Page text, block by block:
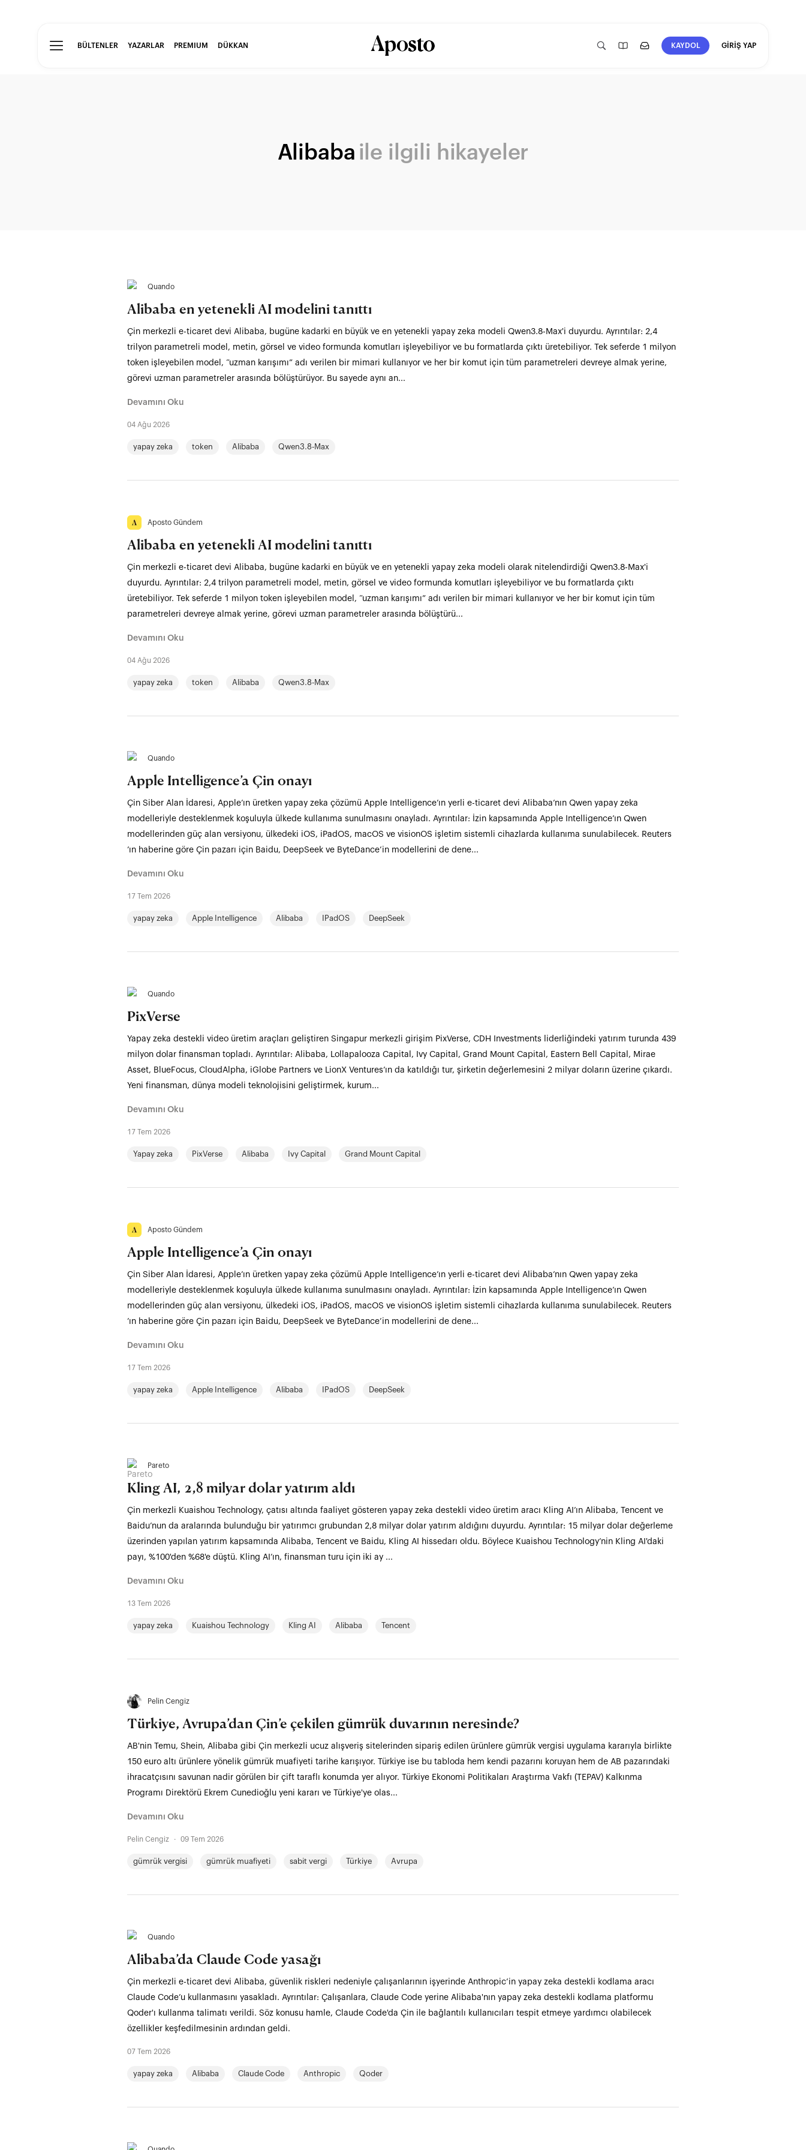
BÜLTENLER YAZARLAR PREMIUM DÜKKAN KAYDOL GİRİŞ YAP
Alibaba ile ilgili hikayeler
Quando
Alibaba en yetenekli AI modelini tanıttı
Çin merkezli e-ticaret devi Alibaba, bugüne kadarki en büyük ve en yetenekli yapay zeka modeli Qwen3.8-Max'i duyurdu. Ayrıntılar: 2,4
trilyon parametreli model, metin, görsel ve video formunda komutları işleyebiliyor ve bu formatlarda çıktı üretebiliyor. Tek seferde 1 milyon
token işleyebilen model, “uzman karışımı” adı verilen bir mimari kullanıyor ve her bir komut için tüm parametreleri devreye almak yerine,
görevi uzman parametreler arasında bölüştürüyor. Bu sayede aynı an...
Devamını Oku
04 Ağu 2026
yapay zeka token Alibaba Qwen3.8-Max
Aposto Gündem
Alibaba en yetenekli AI modelini tanıttı
Çin merkezli e-ticaret devi Alibaba, bugüne kadarki en büyük ve en yetenekli yapay zeka modeli olarak nitelendirdiği Qwen3.8-Max'i
duyurdu. Ayrıntılar: 2,4 trilyon parametreli model, metin, görsel ve video formunda komutları işleyebiliyor ve bu formatlarda çıktı
üretebiliyor. Tek seferde 1 milyon token işleyebilen model, “uzman karışımı” adı verilen bir mimari kullanıyor ve her bir komut için tüm
parametreleri devreye almak yerine, görevi uzman parametreler arasında bölüştürü...
Devamını Oku
04 Ağu 2026
yapay zeka token Alibaba Qwen3.8-Max
Quando
Apple Intelligence’a Çin onayı
Çin Siber Alan İdaresi, Apple’ın üretken yapay zeka çözümü Apple Intelligence’ın yerli e-ticaret devi Alibaba’nın Qwen yapay zeka
modelleriyle desteklenmek koşuluyla ülkede kullanıma sunulmasını onayladı. Ayrıntılar: İzin kapsamında Apple Intelligence’ın Qwen
modellerinden güç alan versiyonu, ülkedeki iOS, iPadOS, macOS ve visionOS işletim sistemli cihazlarda kullanıma sunulabilecek. Reuters
’ın haberine göre Çin pazarı için Baidu, DeepSeek ve ByteDance’in modellerini de dene...
Devamını Oku
17 Tem 2026
yapay zeka Apple Intelligence Alibaba IPadOS DeepSeek
Quando
PixVerse
Yapay zeka destekli video üretim araçları geliştiren Singapur merkezli girişim PixVerse, CDH Investments liderliğindeki yatırım turunda 439
milyon dolar finansman topladı. Ayrıntılar: Alibaba, Lollapalooza Capital, Ivy Capital, Grand Mount Capital, Eastern Bell Capital, Mirae
Asset, BlueFocus, CloudAlpha, iGlobe Partners ve LionX Ventures’ın da katıldığı tur, şirketin değerlemesini 2 milyar doların üzerine çıkardı.
Yeni finansman, dünya modeli teknolojisini geliştirmek, kurum...
Devamını Oku
17 Tem 2026
Yapay zeka PixVerse Alibaba Ivy Capital Grand Mount Capital
Aposto Gündem
Apple Intelligence’a Çin onayı
Çin Siber Alan İdaresi, Apple’ın üretken yapay zeka çözümü Apple Intelligence’ın yerli e-ticaret devi Alibaba’nın Qwen yapay zeka
modelleriyle desteklenmek koşuluyla ülkede kullanıma sunulmasını onayladı. Ayrıntılar: İzin kapsamında Apple Intelligence’ın Qwen
modellerinden güç alan versiyonu, ülkedeki iOS, iPadOS, macOS ve visionOS işletim sistemli cihazlarda kullanıma sunulabilecek. Reuters
’ın haberine göre Çin pazarı için Baidu, DeepSeek ve ByteDance’in modellerini de dene...
Devamını Oku
17 Tem 2026
yapay zeka Apple Intelligence Alibaba IPadOS DeepSeek
Pareto
Kling AI, 2,8 milyar dolar yatırım aldı
Çin merkezli Kuaishou Technology, çatısı altında faaliyet gösteren yapay zeka destekli video üretim aracı Kling AI’ın Alibaba, Tencent ve
Baidu’nun da aralarında bulunduğu bir yatırımcı grubundan 2,8 milyar dolar yatırım aldığını duyurdu. Ayrıntılar: 15 milyar dolar değerleme
üzerinden yapılan yatırım kapsamında Alibaba, Tencent ve Baidu, Kling AI hissedarı oldu. Böylece Kuaishou Technology’nin Kling AI'daki
payı, %100'den %68'e düştü. Kling AI’ın, finansman turu için iki ay ...
Devamını Oku
13 Tem 2026
yapay zeka Kuaishou Technology Kling AI Alibaba Tencent
Pelin Cengiz
Türkiye, Avrupa’dan Çin’e çekilen gümrük duvarının neresinde?
AB'nin Temu, Shein, Alibaba gibi Çin merkezli ucuz alışveriş sitelerinden sipariş edilen ürünlere gümrük vergisi uygulama kararıyla birlikte
150 euro altı ürünlere yönelik gümrük muafiyeti tarihe karışıyor. Türkiye ise bu tabloda hem kendi pazarını koruyan hem de AB pazarındaki
ihracatçısını savunan nadir görülen bir çift taraflı konumda yer alıyor. Türkiye Ekonomi Politikaları Araştırma Vakfı (TEPAV) Kalkınma
Programı Direktörü Ekrem Cunedioğlu yeni kararı ve Türkiye'ye olas...
Devamını Oku
Pelin Cengiz · 09 Tem 2026
gümrük vergisi gümrük muafiyeti sabit vergi Türkiye Avrupa
Quando
Alibaba’da Claude Code yasağı
Çin merkezli e-ticaret devi Alibaba, güvenlik riskleri nedeniyle çalışanlarının işyerinde Anthropic’in yapay zeka destekli kodlama aracı
Claude Code’u kullanmasını yasakladı. Ayrıntılar: Çalışanlara, Claude Code yerine Alibaba'nın yapay zeka destekli kodlama platformu
Qoder'ı kullanma talimatı verildi. Söz konusu hamle, Claude Code'da Çin ile bağlantılı kullanıcıları tespit etmeye yardımcı olabilecek
özellikler keşfedilmesinin ardından geldi.
07 Tem 2026
yapay zeka Alibaba Claude Code Anthropic Qoder